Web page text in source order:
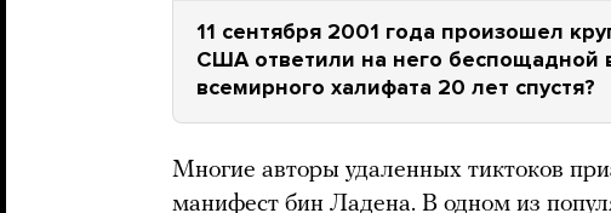
11 сентября 2001 года произошел
США ответили на него беспощадной
всемирного халифата 20 лет спустя?
Многие авторы удаленных тиктоков
манифест бин Ладена. В одном из